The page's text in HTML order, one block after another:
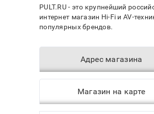
PULT.RU - это крупнейший
интернет магазин Hi-Fi и AV-
популярных брендов.
Адрес магазина
Магазин на карте